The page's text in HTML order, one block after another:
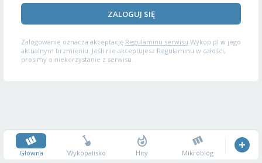
ZALOGUJ SIĘ
Zalogowanie oznacza akceptację Regulaminu serwisu Wykop.pl w jego
aktualnym brzmieniu. Jeśli nie akceptujesz Regulaminu w całości,
prosimy o niekorzystanie z serwisu.
Główna Wykopalisko Hity Mikroblog